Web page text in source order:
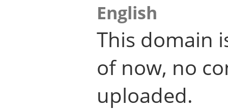
English
This domain
of now, no
uploaded.